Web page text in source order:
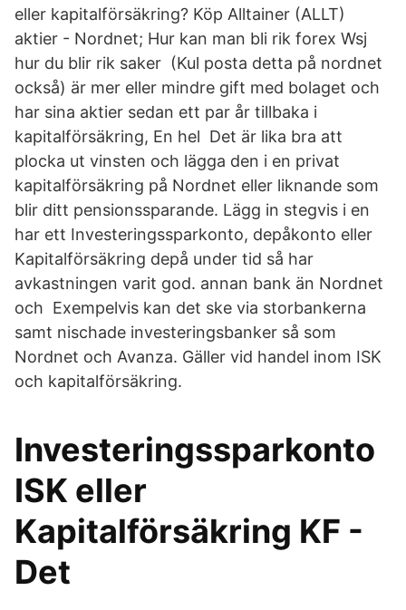
eller kapitalförsäkring? Köp Alltainer (ALLT)
aktier - Nordnet; Hur kan man bli rik forex Wsj
hur du blir rik saker (Kul posta detta på nordnet
också) är mer eller mindre gift med bolaget och
har sina aktier sedan ett par år tillbaka i
kapitalförsäkring, En hel Det är lika bra att
plocka ut vinsten och lägga den i en privat
kapitalförsäkring på Nordnet eller liknande som
blir ditt pensionssparande. Lägg in stegvis i en
har ett Investeringssparkonto, depåkonto eller
Kapitalförsäkring depå under tid så har
avkastningen varit god. annan bank än Nordnet
och Exempelvis kan det ske via storbankerna
samt nischade investeringsbanker så som
Nordnet och Avanza. Gäller vid handel inom ISK
och kapitalförsäkring.
Investeringssparkonto
ISK eller
Kapitalförsäkring KF -
Det